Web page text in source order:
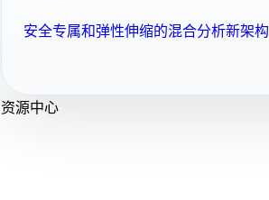
安全专属和弹性伸缩的混合分析新架构
资源中心